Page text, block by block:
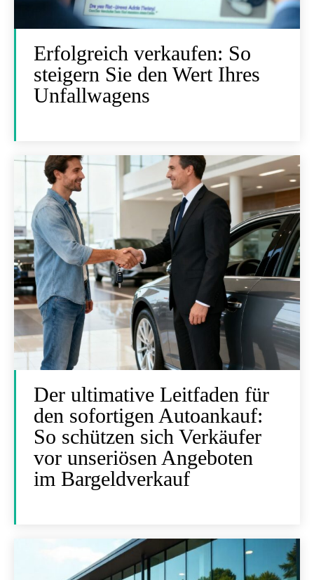
Erfolgreich verkaufen: So
steigern Sie den Wert Ihres
Unfallwagens
Der ultimative Leitfaden für
den sofortigen Autoankauf:
So schützen sich Verkäufer
vor unseriösen Angeboten
im Bargeldverkauf